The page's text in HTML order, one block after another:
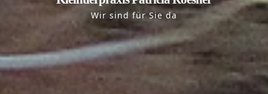
Wir sind für Sie da